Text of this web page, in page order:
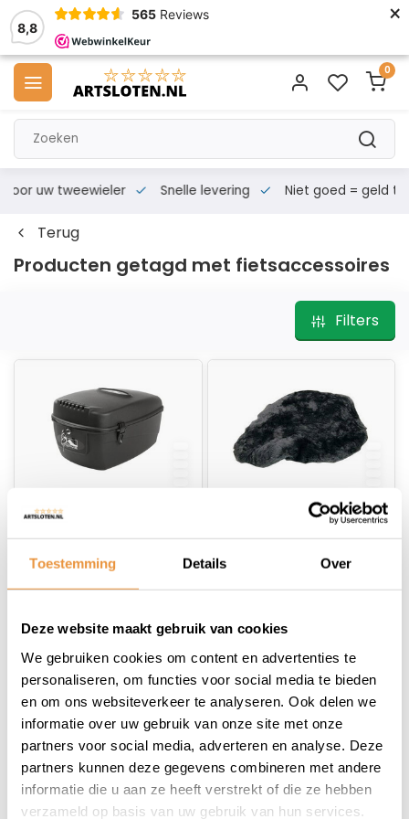
Toestemming Details Over
Deze website maakt gebruik van cookies
We gebruiken cookies om content en advertenties te
personaliseren, om functies voor social media te bieden
en om ons websiteverkeer te analyseren. Ook delen we
informatie over uw gebruik van onze site met onze
partners voor social media, adverteren en analyse. Deze
partners kunnen deze gegevens combineren met andere
informatie die u aan ze heeft verstrekt of die ze hebben
verzameld op basis van uw gebruik van hun services.
8,8
565 Reviews ×
0
voor uw tweewieler Snelle levering Niet goed = geld
Terug
Producten getagd met fietsaccessoires
Filters
fietskoffer M-Wave
Amsterdam - zwart
44,85
(0)
Schapenvacht Grijs
20,95
1